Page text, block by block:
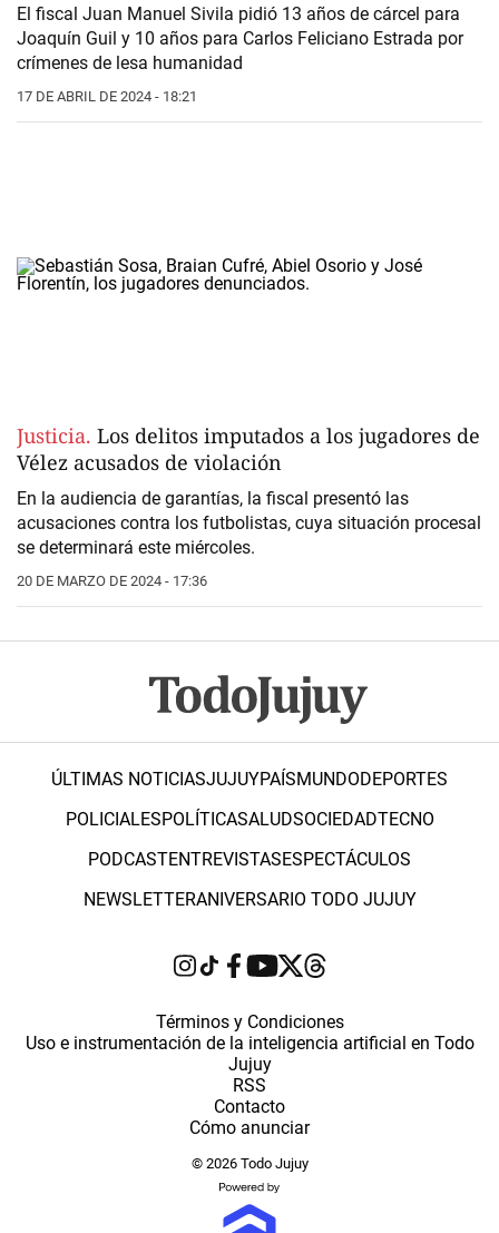
El fiscal Juan Manuel Sivila pidió 13 años de cárcel para
Joaquín Guil y 10 años para Carlos Feliciano Estrada por
crímenes de lesa humanidad
17 DE ABRIL DE 2024 - 18:21
Justicia. Los delitos imputados a los jugadores de
Vélez acusados de violación
En la audiencia de garantías, la fiscal presentó las
acusaciones contra los futbolistas, cuya situación procesal
se determinará este miércoles.
20 DE MARZO DE 2024 - 17:36
ÚLTIMAS NOTICIASJUJUYPAÍSMUNDODEPORTES
POLICIALESPOLÍTICASALUDSOCIEDADTECNO
PODCASTENTREVISTASESPECTÁCULOS
NEWSLETTERANIVERSARIO TODO JUJUY
Términos y Condiciones
Uso e instrumentación de la inteligencia artificial en Todo
Jujuy
RSS
Contacto
Cómo anunciar
© 2026 Todo Jujuy